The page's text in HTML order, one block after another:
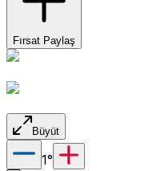
Fırsat Paylaş
Büyüt
1°